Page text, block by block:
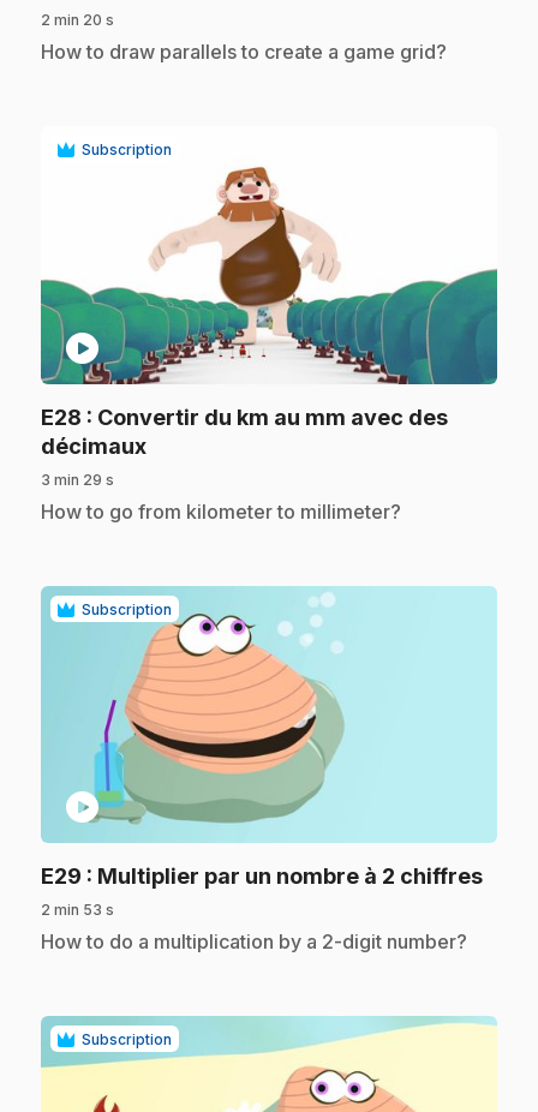
2 min 20 s
.How to draw parallels to create a game grid?
Subscription
play_circle
E28 : Convertir du km au mm avec des
décimaux.
3 min 29 s
.How to go from kilometer to millimeter?
Subscription
play_circle
E29 : Multiplier par un nombre à 2 chiffres.
2 min 53 s
.How to do a multiplication by a 2-digit number?
Subscription